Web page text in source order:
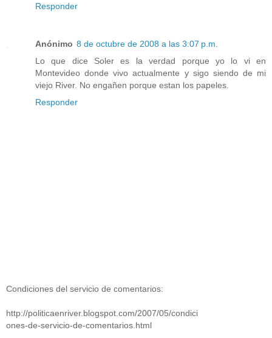
Responder
Anónimo 8 de octubre de 2008 a las 3:07 p.m.
Lo que dice Soler es la verdad porque yo lo vi en
Montevideo donde vivo actualmente y sigo siendo de mi
viejo River. No engañen porque estan los papeles.
Responder
Condiciones del servicio de comentarios:
http://politicaenriver.blogspot.com/2007/05/condici
ones-de-servicio-de-comentarios.html